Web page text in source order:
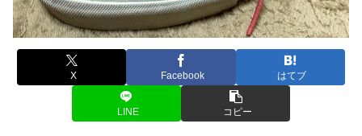
X Facebook はてブ
LINE コピー